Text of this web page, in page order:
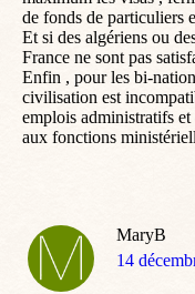
de fonds de particuliers
Et si des algériens ou
France ne sont pas
Enfin , pour les bi-
civilisation est
emplois administratifs
aux fonctions
MaryB
dit
14